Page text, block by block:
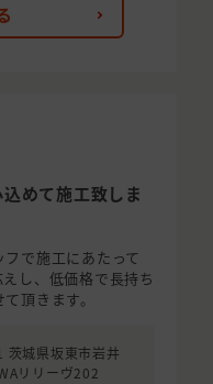
めて施工致しま
で施工にあたって
し、低価格で長持ち
頂きます。
茨城県坂東市岩井
リリーヴ202